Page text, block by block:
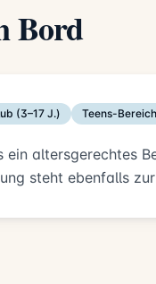
Bord
(3–17 J.) Teens-Bereich
altersgerechtes
steht ebenfalls